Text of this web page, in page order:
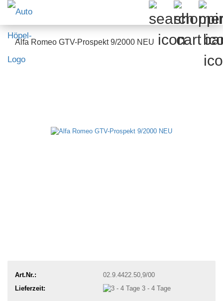
Alfa Romeo GTV-Prospekt 9/2000 NEU
Art.Nr.:
02.9.4422.50,9/00
Lieferzeit:
3 - 4 Tage